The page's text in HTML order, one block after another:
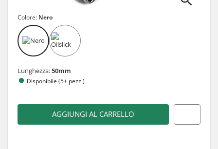
Colore: Nero
Lunghezza:50mm
Disponibile (5+ pezzi)
AGGIUNGI AL CARRELLO